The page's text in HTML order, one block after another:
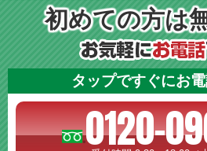
初めての方は
タップですぐにお
0120-